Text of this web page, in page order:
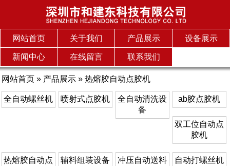
网站首页 关于我们 产品展示 设备展示
新闻中心 在线留言 联系我们
网站首页 » 产品展示 » 热熔胶自动点胶机
全自动螺丝机 喷射式点胶机
全自动清洗设
备
ab胶点胶机
双工位自动点
胶机
热熔胶自动点
辅料组装设备
冲压自动送料
自动打螺丝机